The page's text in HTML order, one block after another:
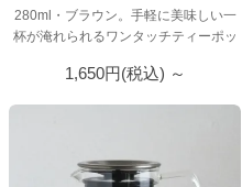
テ
280ml・ブラウン。手軽に美味しい一
杯が淹れられるワンタッチティーポッ
1,650円(税込) ～